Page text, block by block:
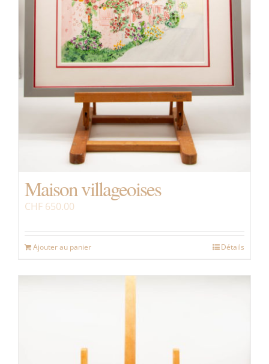
Maison villageoises
CHF 650.00
Ajouter au panier Détails